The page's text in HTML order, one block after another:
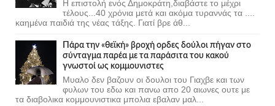
Η επιστολή ενός Δημοκράτη,διαβάστε το μέχρι
τέλους...40 χρόνια μετά και ακόμα τυραννάς τα ....
καημένα παιδιά της νέας τάξης. Γιατί βρε άθ...
Πάρα την «θεϊκή» βροχή ορδες δούλοι πήγαν στο
σύνταγμα παρέα με τα παράσιτα του κακού
γνωστοί ως κομμουνιστες
Μυαλο δεν βαζουν οι δουλοι του Γιαχβε και των
φυλων του εδω και πανω απο 20 αιωνες ουτε με
τα διαβολικα κομμουνιστικα μπολια εβαλαν μαλ...